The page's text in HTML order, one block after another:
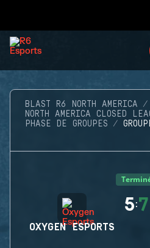
BLAST R6 NORTH AMERICA
NORTH AMERICA CLOSED
PHASE DE GROUPES
OXYGEN ESPORTS
5:7